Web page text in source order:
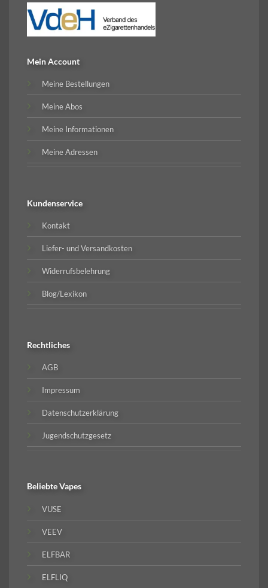
Mein Account
Meine Bestellungen
Meine Abos
Meine Informationen
Meine Adressen
Kundenservice
Kontakt
Liefer- und Versandkosten
Widerrufsbelehrung
Blog/Lexikon
Rechtliches
AGB
Impressum
Datenschutzerklärung
Jugendschutzgesetz
BeliebteVapes
VUSE
VEEV
ELFBAR
ELFLIQ